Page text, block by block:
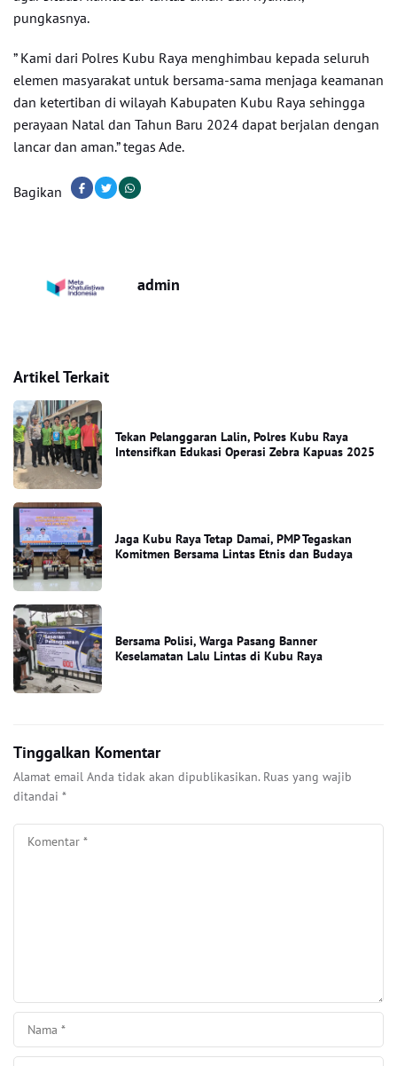
pungkasnya.
” Kami dari Polres Kubu Raya menghimbau kepada seluruh
elemen masyarakat untuk bersama-sama menjaga keamanan
dan ketertiban di wilayah Kabupaten Kubu Raya sehingga
perayaan Natal dan Tahun Baru 2024 dapat berjalan dengan
lancar dan aman.” tegas Ade.
Bagikan
admin
Artikel Terkait
Tekan Pelanggaran Lalin, Polres Kubu Raya
Intensifkan Edukasi Operasi Zebra Kapuas 2025
Jaga Kubu Raya Tetap Damai, PMP Tegaskan
Komitmen Bersama Lintas Etnis dan Budaya
Bersama Polisi, Warga Pasang Banner
Keselamatan Lalu Lintas di Kubu Raya
Tinggalkan Komentar
Alamat email Anda tidak akan dipublikasikan. Ruas yang wajib
ditandai *